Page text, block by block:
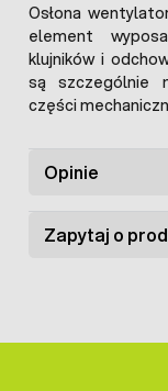
Osłona
element
klujników i
są szczególnie
części
Opinie
Zapytaj o